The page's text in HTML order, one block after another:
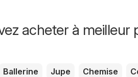
acheter à meilleur
Ballerine Jupe Chemise